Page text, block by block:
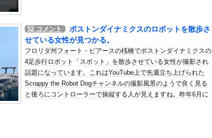
に見えてる動画が拡散されてしまう…
ワンだ」 熊本地震直後の日本の対応のスピードに世界が衝撃
たアジア人短小男
、爆笑されてしまうｗｗｗ
かと思い長男のDNA鑑定をするがいいな？と問うと、元嫁...
兵士のHIV感染が2000％急増…ウクライナメディア！
が1週間途絶え、様々な憶測が飛び交う。1週間ぶりの投...
ーーーム！！！」
52 コメント
ボストンダイナミクスのロボットを散歩さ
せている女性が見つかる。
フロリダ州フォート・ピアースの桟橋でボストンダイナミクスの
4足歩行ロボット「スポット」を散歩させている女性が撮影され
話題になっています。これはYouTube上で先週立ち上げられた
Scrappy the Robot Dogチャンネルの撮影風景のようで良く見る
と後ろにコントローラーで操縦する人が見えますね。昨年6月に